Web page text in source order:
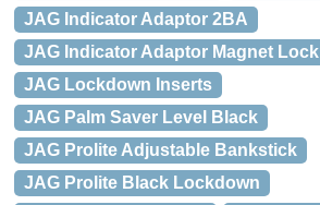
JAG Indicator Adaptor 2BA
JAG Indicator Adaptor Magnet Lock
JAG Lockdown Inserts
JAG Palm Saver Level Black
JAG Prolite Adjustable Bankstick
JAG Prolite Black Lockdown